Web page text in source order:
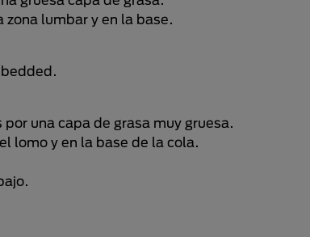
lumbar y en la base.
una capa de grasa muy gruesa.
lomo y en la base de la cola.